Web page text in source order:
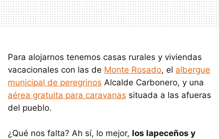
Para alojarnos tenemos casas rurales y viviendas
vacacionales con las de Monte Rosado, el albergue
municipal de peregrinos Alcalde Carbonero, y una
aérea gratuita para caravanas situada a las afueras
del pueblo.
¿Qué nos falta? Ah sí, lo mejor, los lapeceños y